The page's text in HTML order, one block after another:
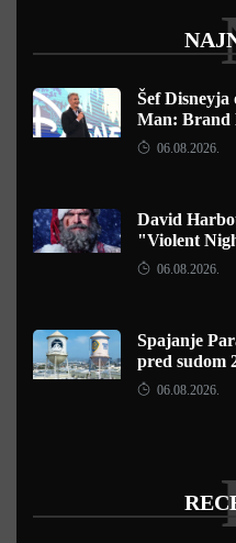
Šef
Man: Brand
06.08.2026.
David
"Violent
06.08.2026.
Spajanje
pred sudom
06.08.2026.